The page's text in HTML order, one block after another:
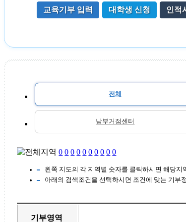
교육기부 입력 대학생 신청 인적
전체
남부거점센터
0 0 0 0 0 0 0 0 0 0
왼쪽 지도의 각 지역별 숫자를 클릭하시면 해당지
아래의 검색조건을 선택하시면 조건에 맞는 기부
기부영역